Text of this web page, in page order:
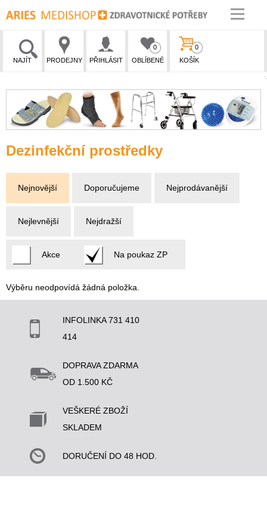
NAJÍT PRODEJNY PŘIHLÁSIT OBLÍBENÉ
0
KOŠÍK
0
Dezinfekční prostředky
Nejnovější Doporučujeme Nejprodávanější
Nejlevnější Nejdražší
Akce Na poukaz ZP
Výběru neodpovídá žádná položka.
INFOLINKA 731 410
414
DOPRAVA ZDARMA
OD 1.500 KČ
VEŠKERÉ ZBOŽÍ
SKLADEM
DORUČENÍ DO 48 HOD.